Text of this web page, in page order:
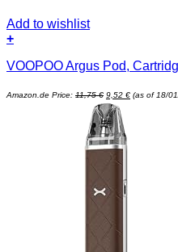
Add to wishlist
+
VOOPOO Argus Pod,
Amazon.de Price: 11,75€
Ursprünglicher
Preis
war:
11,75 €
9,52 €
Aktueller
Preis
(as of 18/